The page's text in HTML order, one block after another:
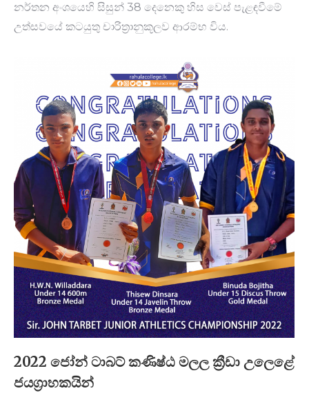
නර්තන අංශයෙහි සිසුන් 38 දෙනෙකු හිස වෙස් පැළඳවීමේ
උත්සවයේ කටයුතු චාරිත්‍රානුකූලව ආරම්භ විය.
2022 ජෝන් ටාබට් කණිෂ්ඨ මල​​ල ක්‍රීඩා උලෙ​ළේ
ජයග්‍රාහකයි​න්